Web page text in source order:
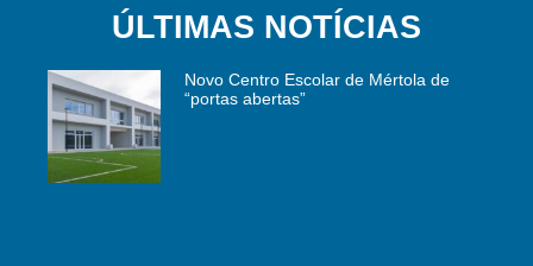
ÚLTIMAS NOTÍCIAS
Novo Centro Escolar de Mértola de
“portas abertas”